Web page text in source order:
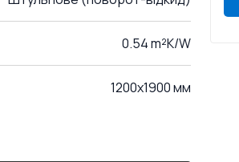
0.54 m²K/W
1200x1900 мм